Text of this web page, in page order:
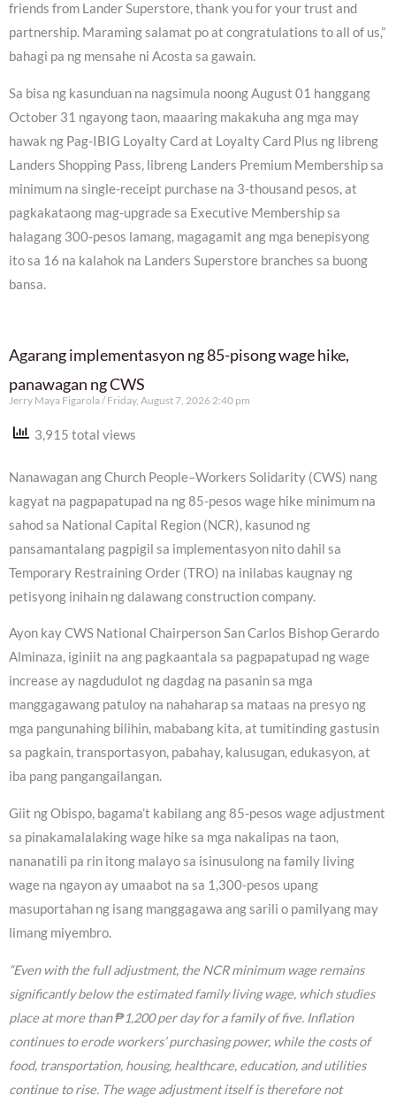
friends from Lander Superstore, thank you for your trust and
partnership. Maraming salamat po at congratulations to all of us,”
bahagi pa ng mensahe ni Acosta sa gawain.
Sa bisa ng kasunduan na nagsimula noong August 01 hanggang
October 31 ngayong taon, maaaring makakuha ang mga may
hawak ng Pag-IBIG Loyalty Card at Loyalty Card Plus ng libreng
Landers Shopping Pass, libreng Landers Premium Membership sa
minimum na single-receipt purchase na 3-thousand pesos, at
pagkakataong mag-upgrade sa Executive Membership sa
halagang 300-pesos lamang, magagamit ang mga benepisyong
ito sa 16 na kalahok na Landers Superstore branches sa buong
bansa.
Agarang implementasyon ng 85-pisong wage hike,
panawagan ng CWS
Jerry Maya Figarola Friday, August 7, 2026 2:40 pm
3,915 total views
Nanawagan ang Church People–Workers Solidarity (CWS) nang
kagyat na pagpapatupad na ng 85-pesos wage hike minimum na
sahod sa National Capital Region (NCR), kasunod ng
pansamantalang pagpigil sa implementasyon nito dahil sa
Temporary Restraining Order (TRO) na inilabas kaugnay ng
petisyong inihain ng dalawang construction company.
Ayon kay CWS National Chairperson San Carlos Bishop Gerardo
Alminaza, iginiit na ang pagkaantala sa pagpapatupad ng wage
increase ay nagdudulot ng dagdag na pasanin sa mga
manggagawang patuloy na nahaharap sa mataas na presyo ng
mga pangunahing bilihin, mababang kita, at tumitinding gastusin
sa pagkain, transportasyon, pabahay, kalusugan, edukasyon, at
iba pang pangangailangan.
Giit ng Obispo, bagama’t kabilang ang 85-pesos wage adjustment
sa pinakamalalaking wage hike sa mga nakalipas na taon,
nananatili pa rin itong malayo sa isinusulong na family living
wage na ngayon ay umaabot na sa 1,300-pesos upang
masuportahan ng isang manggagawa ang sarili o pamilyang may
limang miyembro.
“Even with the full adjustment, the NCR minimum wage remains
significantly below the estimated family living wage, which studies
place at more than ₱1,200 per day for a family of five. Inflation
continues to erode workers’ purchasing power, while the costs of
food, transportation, housing, healthcare, education, and utilities
continue to rise. The wage adjustment itself is therefore not